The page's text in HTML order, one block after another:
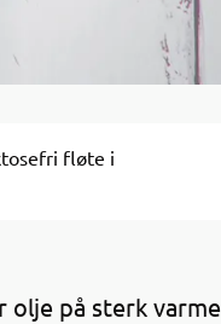
fløte i
på sterk varme